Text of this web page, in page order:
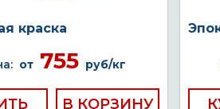
краска
от755 руб/кг